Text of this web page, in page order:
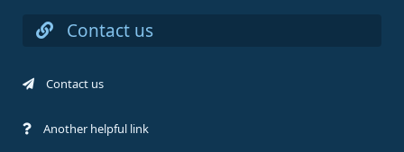
Contact us
Contact us
Another helpful link